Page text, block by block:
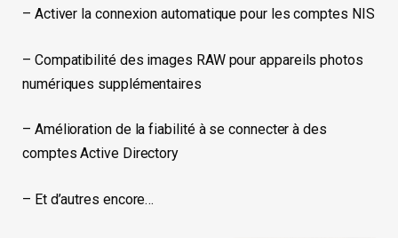
– Activer la connexion automatique pour les comptes NIS
– Compatibilité des images RAW pour appareils photos
numériques supplémentaires
– Amélioration de la fiabilité à se connecter à des
comptes Active Directory
– Et d’autres encore…